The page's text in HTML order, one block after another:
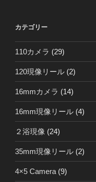
カテゴリー
110カメラ (29)
120現像リール (2)
16mmカメラ (14)
16mm現像リール (4)
２浴現像 (24)
35mm現像リール (2)
4×5 Camera (9)